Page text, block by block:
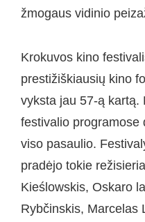
žmogaus vidinio
Krokuvos kino
prestižiškiausių kino
vyksta jau 57-ą kartą.
festivalio programose
viso pasaulio.
pradėjo tokie
Kieślowskis, Oskaro
Rybčinskis, Marcelas